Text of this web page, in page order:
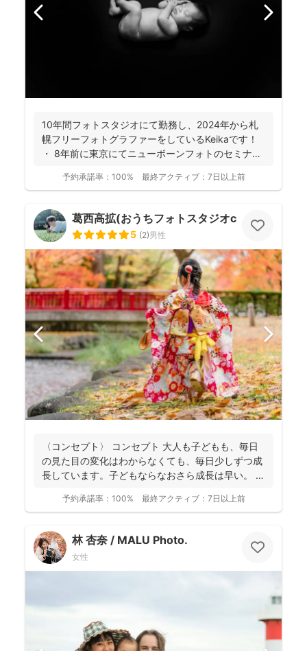
10年間フォトスタジオにて勤務し、2024年から札
幌フリーフォトグラファーをしているKeikaです！
・ 8年前に東京にてニューボーンフォトのセミナ
予約承諾率： 100% 最終アクティブ： 7日以上前
葛西高拡(おうちフォトスタジオcocofilm)
5 (2)男性
〈コンセプト〉 コンセプト 大人も子どもも、毎日
の見た目の変化はわからなくても、毎日少しずつ成
長しています。子どもならなおさら成長は早い。
予約承諾率： 100% 最終アクティブ： 7日以上前
林 杏奈 / MALU Photo.
女性